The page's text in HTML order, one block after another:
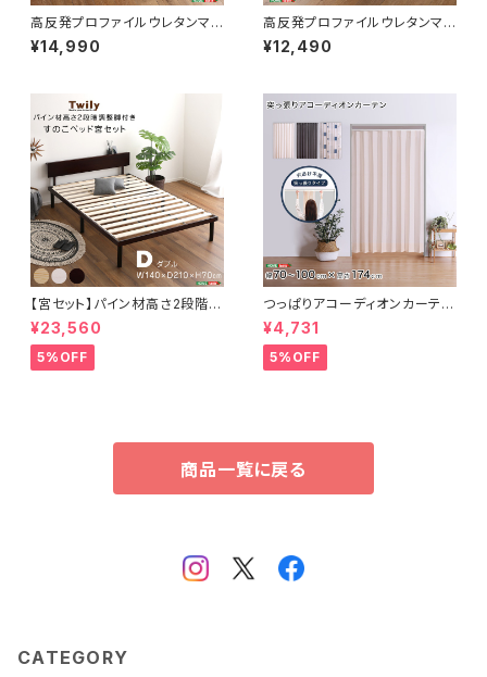
高反発プロファイルウレタンマッ
トレス【Beleza10-ベレーザ・テ
ン-】(キング) ORM-10K
¥14,990
高反発プロファイルウレタンマッ
トレス【Beleza10-ベレーザ・テ
ン-】(ダブル) ORM-10D
¥12,490
【宮セット】パイン材高さ2段階調
整脚付きすのこベッド(ダブル)
¥23,560
5%OFF
つっぱりアコーディオンカーテ
ン 100×174cm SH-16-TA
DC
¥4,731
5%OFF
商品一覧に戻る
CATEGORY